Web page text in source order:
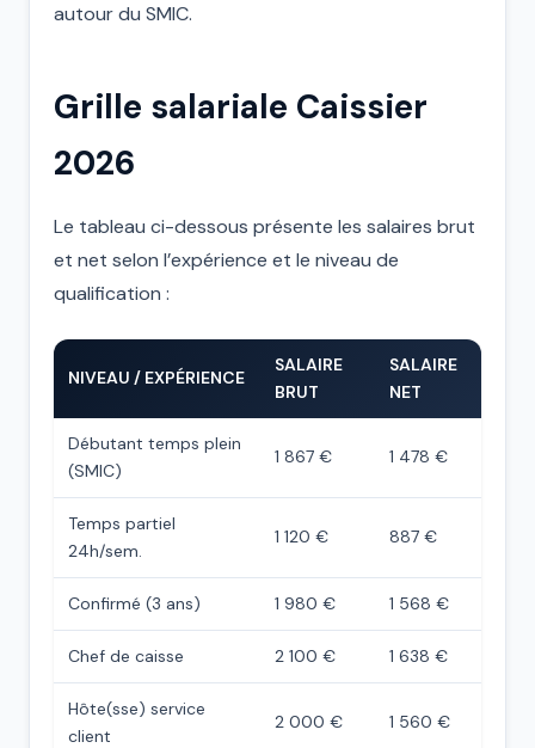
autour du SMIC.
Grille salariale Caissier
2026
Le tableau ci-dessous présente les salaires brut
et net selon l’expérience et le niveau de
qualification :
NIVEAU / EXPÉRIENCE
SALAIRE
BRUT
SALAIRE
NET
Débutant temps plein
(SMIC)
1 867 € 1 478 €
Temps partiel
24h/sem.
1 120 € 887 €
Confirmé (3 ans) 1 980 € 1 568 €
Chef de caisse 2 100 € 1 638 €
Hôte(sse) service
client
2 000 € 1 560 €